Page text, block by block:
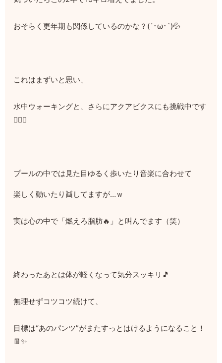
おそらく更年期も関係しているのかな？(´･ω･`)💦
これはまずいと思い、
水中ウォーキングと、さらにアクアビクスにも挑戦中です
🏊‍♀️✨
プールの中では見た目ゆるく歩いたり音楽に合わせて
楽しく動いたり👯してますが…ｗ
実は心の中で「燃えろ脂肪🔥」と叫んでます（笑）
終わったあとは体が軽くなって気分スッキリ🎵
無理せずコツコツ続けて、
目標は“あのパンツ”がまたすっとはけるようになること！
👖✨